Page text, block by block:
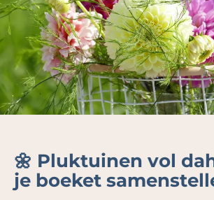
🌼 Pluktuinen vol
je boeket